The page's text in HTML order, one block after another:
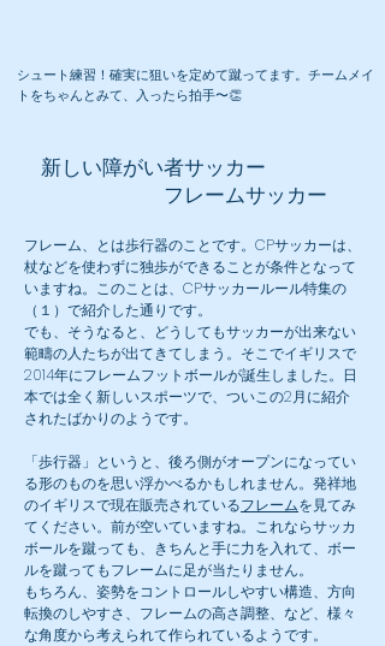
シュート練習！確実に狙いを定めて蹴ってます。チームメイ
トをちゃんとみて、入ったら拍手〜👏
​新しい障がい者サッカー
​ フレームサッカー
フレーム、とは歩行器のことです。CPサッカーは、
杖などを使わずに独歩ができることが条件となって
いますね。このことは、CPサッカールール特集の
（１）で紹介した通りです。
でも、そうなると、どうしてもサッカーが出来ない
範疇の人たちが出てきてしまう。そこでイギリスで
2014年にフレームフットボールが誕生しました。日
本では全く新しいスポーツで、ついこの2月に紹介
されたばかりのようです。
「歩行器」というと、後ろ側がオープンになってい
る形のものを思い浮かべるかもしれません。発祥地
のイギリスで現在販売されているフレームを見てみ
てください。前が空いていますね。これならサッカ
ボールを蹴っても、きちんと手に力を入れて、ボー
ルを蹴ってもフレームに足が当たりません。
もちろん、姿勢をコントロールしやすい構造、方向
転換のしやすさ、フレームの高さ調整、など、様々
な角度から考えられて作られているようです。